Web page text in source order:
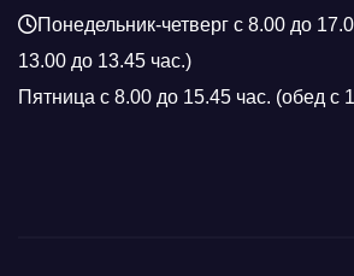
Понедельник-четверг с 8.00 до
13.00 до 13.45 час.)
Пятница с 8.00 до 15.45 час. (обед с